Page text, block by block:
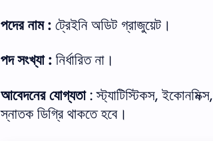
পদের নাম : ট্রেইনি অডিট গ্রাজুয়েট।
পদ সংখ্যা : নির্ধারিত না।
আবেদনের যোগ্যতা : স্ট্যাটিস্টিকস,
স্নাতক ডিগ্রি থাকতে হবে।